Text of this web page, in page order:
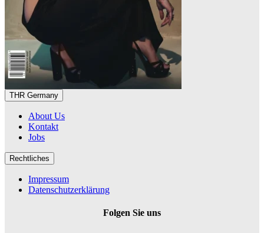
THR Germany
About Us
Kontakt
Jobs
Rechtliches
Impressum
Datenschutzerklärung
Folgen Sie uns